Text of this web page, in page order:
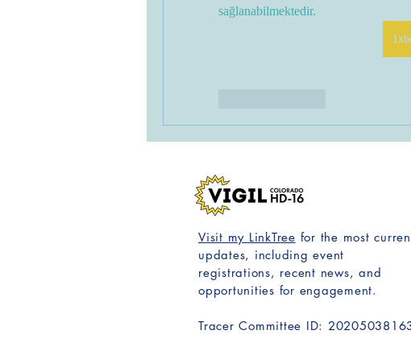
sağlanabilmektedir.
Visit my LinkTree for the most
updates, including event
registrations, recent news, and
opportunities for engagement.
Tracer Committee ID: